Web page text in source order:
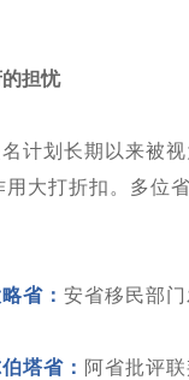
担忧
计划长期以来被
用大打折扣。多位
省： 安省移民部
塔省： 阿省批评